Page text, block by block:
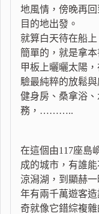
地風情，傍晚再
目的地出發。
就算白天待在船
簡單的，就是拿
甲板上曬曬太陽
驗最純粹的放鬆
健身房、桑拿浴
務，………..
在這個由117座島
成的城市，有誰
涼潟湖，到顯赫
年有兩千萬遊客
奇就像它錯綜複